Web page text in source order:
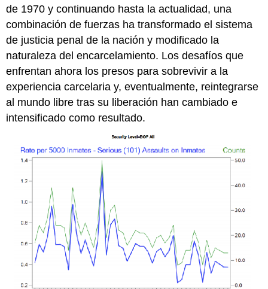
de 1970 y continuando hasta la actualidad, una
combinación de fuerzas ha transformado el sistema
de justicia penal de la nación y modificado la
naturaleza del encarcelamiento. Los desafíos que
enfrentan ahora los presos para sobrevivir a la
experiencia carcelaria y, eventualmente, reintegrarse
al mundo libre tras su liberación han cambiado e
intensificado como resultado.